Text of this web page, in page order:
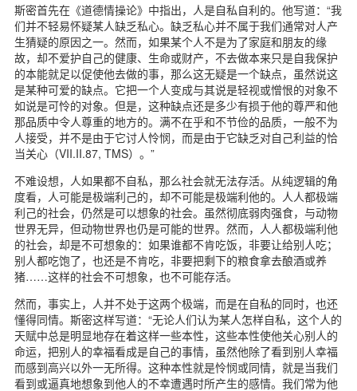
斯密首先在《道德情操论》中指出，人是自私自利的。他写道：“我
们并不轻易怀疑某人缺乏私心。缺乏私心并不属于我们通常对人产
生猜疑的原因之一。然而，如果某个人不是为了家庭和朋友的缘
故，却不爱护自己的健康、生命或财产，不去做本来只是自我保护
的本能就足以促使他去做的事，那么这无疑是一个缺点，虽然说这
是某种可爱的缺点。它把一个人变成与其说是轻视或憎恨的对象不
如说是可怜的对象。但是，这种缺点还是多少有损于他的尊严和他
那品质中令人尊重的地方的。满不在乎和不节俭的品质，一般不为
人接受，并不是由于它讨人怜悯，而是由于它缺乏对自己利益的恰
当关心（VII.II.87, TMS）。”
不难设想，人如果都不自私，那么社会就无法存活。从纯逻辑的角
度看，人可能是极端利己的，却不可能是极端利他的。人人都极端
利己的社会，仍然是可以想象的社会。虽然彻底弱肉强食，与动物
世界无异，但动物世界也仍是可能的世界。然而，人人都极端利他
的社会，却是不可想象的：如果谁都不肯吃饭，非要让给别人吃；
别人都吃饱了，也还是不肯吃，非要把剩下的粮食拿去酿酒或养
猪……这样的社会不可想象，也不可能存活。
然而，事实上，人并不处于这两个极端，而是在自私的同时，也还
懂得同情。斯密这样写道：“无论人们认为某人怎样自私，这个人的
天赋中总是明显地存在着这样一些本性，这些本性使他关心别人的
命运，把别人的幸福看成是自己的事情，虽然他除了看到别人幸福
而感到高兴以外一无所得。这种本性就是怜悯或同情，就是当我们
看到或逼真地想象到他人的不幸遭遇时所产生的感情。我们常为他